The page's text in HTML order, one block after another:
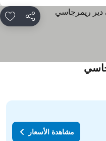
مشاركة
مشاهدة الأسعار
مشاهدة الأسعار